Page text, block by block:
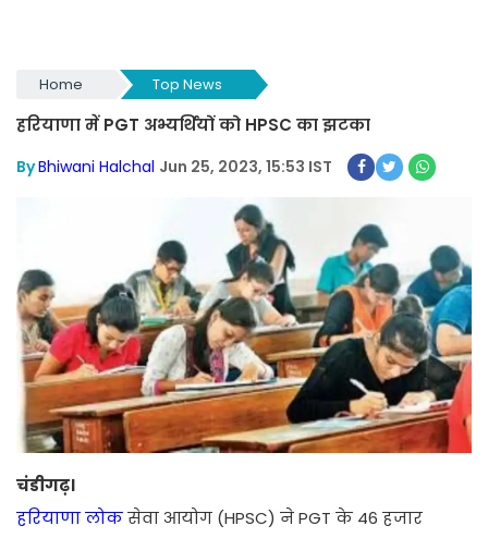
Home Top News
हरियाणा में PGT अभ्यर्थियों को HPSC का झटका
ByBhiwani Halchal Jun 25, 2023, 15:53 IST
चंडीगढ़।
हरियाणा लोकसेवा आयोग (HPSC) ने PGT के 46 हजार